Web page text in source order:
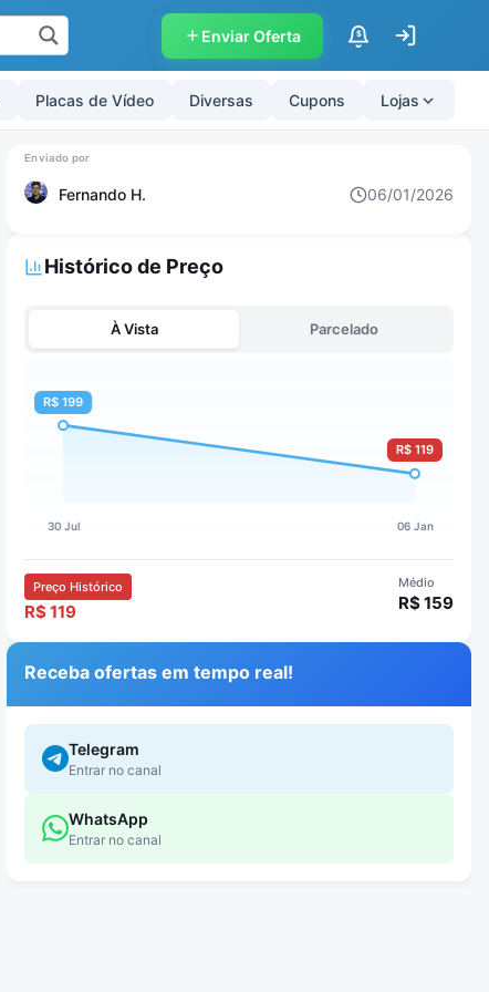
Enviar Oferta $
Placas de Vídeo Diversas Cupons Lojas
Fernando H. 06/01/2026
Histórico de Preço
À Vista Parcelado
Preço Histórico
R$ 119
Médio
R$ 159
Receba ofertas em tempo real!
Telegram
Entrar no canal
WhatsApp
Entrar no canal